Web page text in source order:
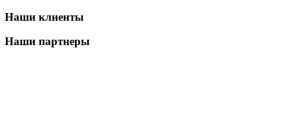
Наши клиенты
Наши партнеры